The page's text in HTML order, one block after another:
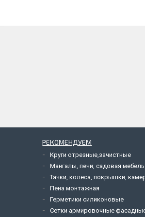
РЕКОМЕНДУЕМ
Круги отрезные,зачистные
Мангалы, печи, садовая мебель
Тачки, колеса, покрышки,
Пена монтажная
Герметики силиконовые
Сетки армировочные